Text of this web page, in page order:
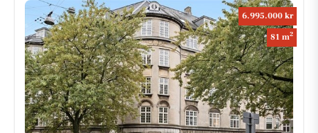
6.995.000 kr
81 m2